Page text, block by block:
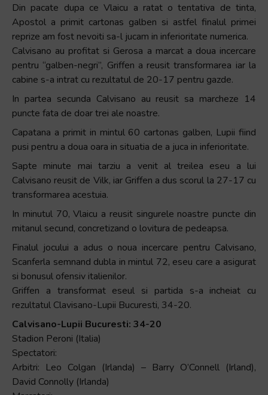
Din pacate dupa ce Vlaicu a ratat o tentativa de tinta,
Apostol a primit cartonas galben si astfel finalul primei
reprize am fost nevoiti sa-l jucam in inferioritate numerica.
Calvisano au profitat si Gerosa a marcat a doua incercare
pentru “galben-negri”, Griffen a reusit transformarea iar la
cabine s-a intrat cu rezultatul de 20-17 pentru gazde.
In partea secunda Calvisano au reusit sa marcheze 14
puncte fata de doar trei ale noastre.
Capatana a primit in mintul 60 cartonas galben, Lupii fiind
pusi pentru a doua oara in situatia de a juca in inferioritate.
Sapte minute mai tarziu a venit al treilea eseu a lui
Calvisano reusit de Vilk, iar Griffen a dus scorul la 27-17 cu
transformarea acestuia.
In minutul 70, Vlaicu a reusit singurele noastre puncte din
mitanul secund, concretizand o lovitura de pedeapsa.
Finalul jocului a adus o noua incercare pentru Calvisano,
Scanferla semnand dubla in mintul 72, eseu care a asigurat
si bonusul ofensiv italienilor.
Griffen a transformat eseul si partida s-a incheiat cu
rezultatul Clavisano-Lupii Bucuresti, 34-20.
Calvisano-Lupii Bucuresti: 34-20
Stadion Peroni (Italia)
Spectatori:
Arbitri: Leo Colgan (Irlanda) – Barry O’Connell (Irland),
David Connolly (Irlanda)